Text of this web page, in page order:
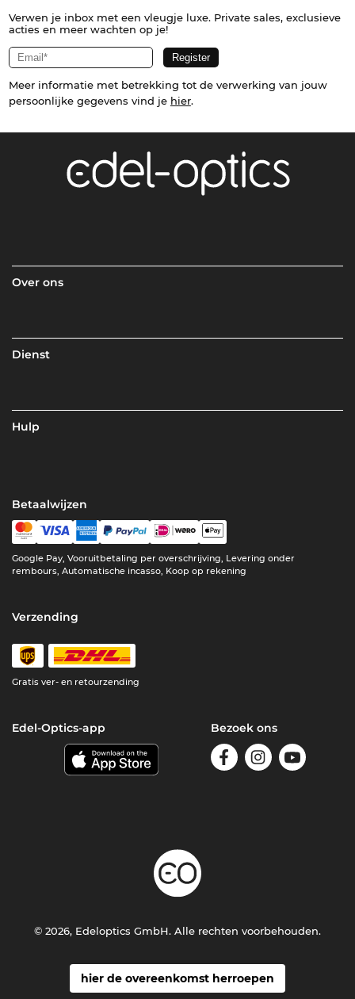
Verwen je inbox met een vleugje luxe. Private sales, exclusieve
acties en meer wachten op je!
Meer informatie met betrekking tot de verwerking van jouw
persoonlijke gegevens vind je hier.
Over ons
Dienst
Hulp
Betaalwijzen
Google Pay, Vooruitbetaling per overschrijving, Levering onder
rembours, Automatische incasso, Koop op rekening
Verzending
Gratis ver- en retourzending
Edel-Optics-app Bezoek ons
hier de overeenkomst herroepen
© 2026, Edeloptics GmbH. Alle rechten voorbehouden.